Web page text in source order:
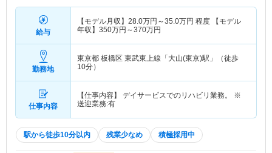
給与
【モデル月収】 28.0万円～35.0万円 程度 【モデル
年収】 350万円～370万円
勤務地
東京都 板橋区 東武東上線「大山(東京)駅」（徒歩
10分）
仕事内容
【仕事内容】 デイサービスでのリハビリ業務。 ※
送迎業務:有
駅から徒歩10分以内 残業少なめ 積極採用中